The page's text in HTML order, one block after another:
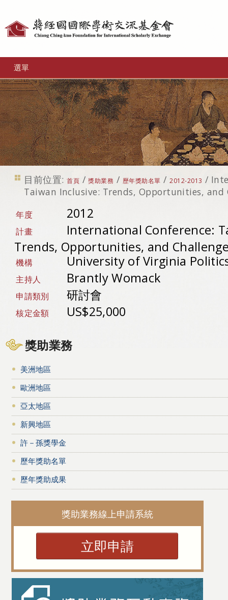
選單
目前位置: 首頁 /獎助業務 / 歷年獎助名單 /2012-2013 /
Taiwan Inclusive: Trends, Opportunities, and
年度 2012
計畫
International Conference:
Trends, Opportunities, and
機構 University of Virginia
主持人 Brantly Womack
申請類別 研討會
核定金額 US$25,000
獎助業務
美洲地區
歐洲地區
亞太地區
新興地區
許－孫獎學金
歷年獎助名單
歷年獎助成果
獎助業務線上申請系統
立即申請